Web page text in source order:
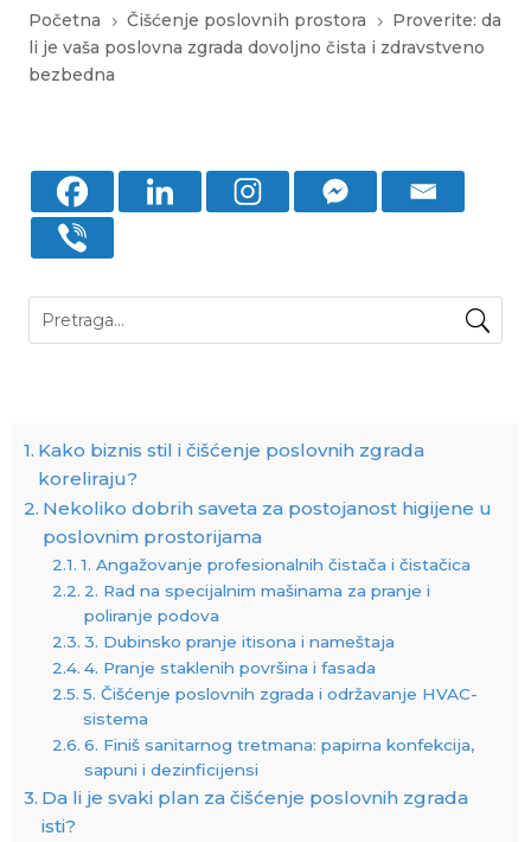
Početna 5 Čišćenje poslovnih prostora 5
Proverite: da
li je vaša poslovna zgrada dovoljno čista i zdravstveno
bezbedna
Kako biznis stil i čišćenje poslovnih zgrada
koreliraju?
Nekoliko dobrih saveta za postojanost higijene u
poslovnim prostorijama
1. Angažovanje profesionalnih čistača i čistačica
2. Rad na specijalnim mašinama za pranje i
poliranje podova
3. Dubinsko pranje itisona i nameštaja
4. Pranje staklenih površina i fasada
5. Čišćenje poslovnih zgrada i održavanje HVAC-
sistema
6. Finiš sanitarnog tretmana: papirna konfekcija,
sapuni i dezinficijensi
Da li je svaki plan za čišćenje poslovnih zgrada
isti?